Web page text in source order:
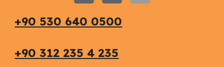
+90 530 640 0500
+90312 235 4 235